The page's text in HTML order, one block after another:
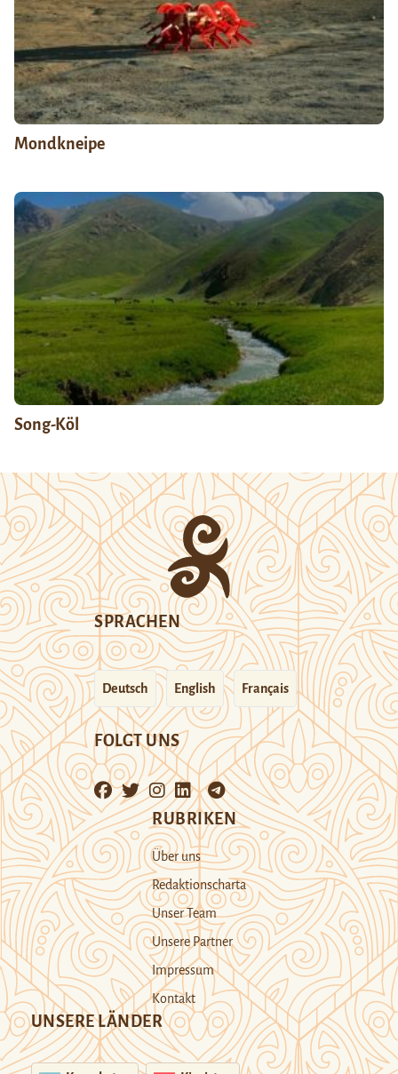
Mondkneipe
Song-Köl
SPRACHEN
Deutsch English Français
FOLGT UNS
RUBRIKEN
Über uns
Redaktionscharta
Unser Team
Unsere Partner
Impressum
Kontakt
UNSERE LÄNDER